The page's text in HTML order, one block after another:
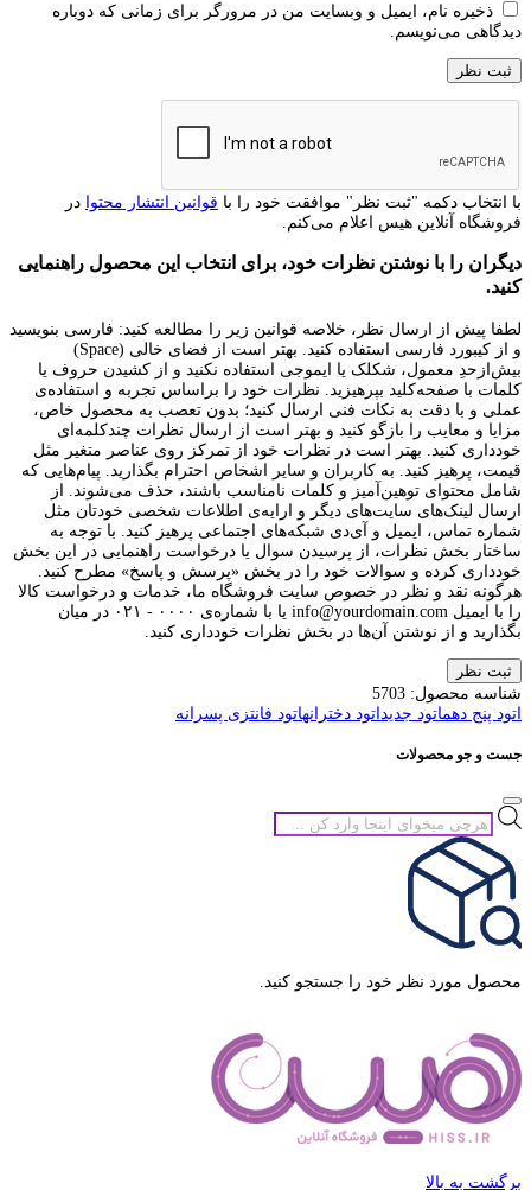
ذخیره نام، ایمیل و وبسایت من در مرورگر برای زمانی که دوباره
دیدگاهی می‌نویسم.
با انتخاب دکمه "ثبت نظر" موافقت خود را با قوانین انتشار محتوا در
فروشگاه آنلاین هیس اعلام می‌کنم.
دیگران را با نوشتن نظرات خود، برای انتخاب این محصول راهنمایی
کنید.
لطفا پیش از ارسال نظر، خلاصه قوانین زیر را مطالعه کنید: فارسی بنویسید
و از کیبورد فارسی استفاده کنید. بهتر است از فضای خالی (Space)
بیش‌از‌حدِ معمول، شکلک یا ایموجی استفاده نکنید و از کشیدن حروف یا
کلمات با صفحه‌کلید بپرهیزید. نظرات خود را براساس تجربه و استفاده‌ی
عملی و با دقت به نکات فنی ارسال کنید؛ بدون تعصب به محصول خاص،
مزایا و معایب را بازگو کنید و بهتر است از ارسال نظرات چندکلمه‌‌ای
خودداری کنید. بهتر است در نظرات خود از تمرکز روی عناصر متغیر مثل
قیمت، پرهیز کنید. به کاربران و سایر اشخاص احترام بگذارید. پیام‌هایی که
شامل محتوای توهین‌آمیز و کلمات نامناسب باشند، حذف می‌شوند. از
ارسال لینک‌های سایت‌های دیگر و ارایه‌ی اطلاعات شخصی خودتان مثل
شماره تماس، ایمیل و آی‌دی شبکه‌های اجتماعی پرهیز کنید. با توجه به
ساختار بخش نظرات، از پرسیدن سوال یا درخواست راهنمایی در این بخش
خودداری کرده و سوالات خود را در بخش «پرسش و پاسخ» مطرح کنید.
هرگونه نقد و نظر در خصوص سایت فروشگاه ما، خدمات و درخواست کالا
را با ایمیل info@yourdomain.com یا با شماره‌ی ۰۰۰۰ - ۰۲۱ در میان
بگذارید و از نوشتن آن‌ها در بخش نظرات خودداری کنید.
ثبت نظر
شناسه محصول: 5703
اتود پنج دهماتود جدید اتود دخترانهاتود فانتزی پسرانه
جست و جو محصولات
جستجوی
محصولات
محصول مورد نظر خود را جستجو کنید.
برگشت به بالا